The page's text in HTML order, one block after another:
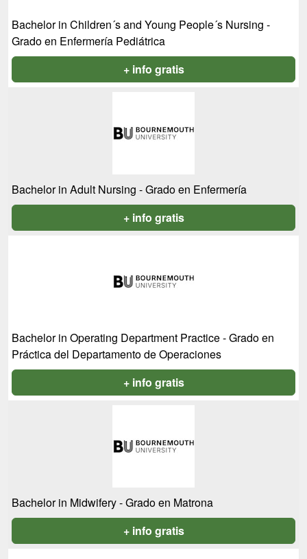
Bachelor in Children´s and Young People´s Nursing -
Grado en Enfermería Pediátrica
+ info gratis
Bachelor in Adult Nursing - Grado en Enfermería
+ info gratis
Bachelor in Operating Department Practice - Grado en
Práctica del Departamento de Operaciones
+ info gratis
Bachelor in Midwifery - Grado en Matrona
+ info gratis